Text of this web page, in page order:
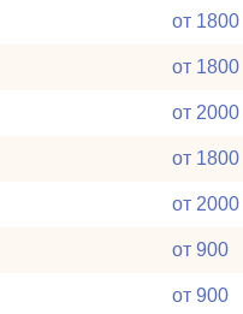
от 1800
от 1800
от 2000
от 1800
от 2000
от 900
от 900